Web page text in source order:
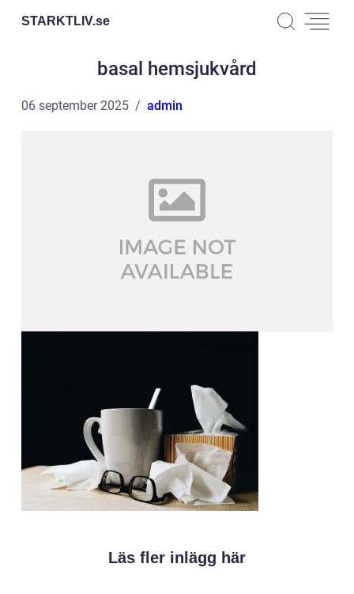
STARKTLIV.se
basal hemsjukvård
06 september 2025 admin
Läs fler inlägg här